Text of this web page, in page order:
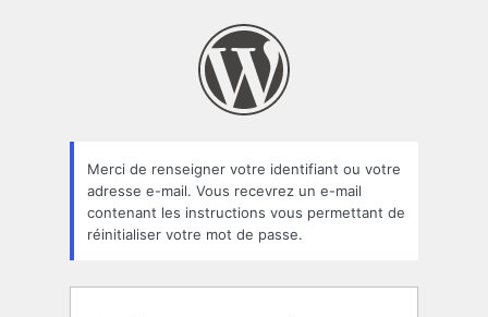
oublié
Merci de renseigner votre identifiant ou votre
adresse e-mail. Vous recevrez un e-mail
contenant les instructions vous permettant de
réinitialiser votre mot de passe.